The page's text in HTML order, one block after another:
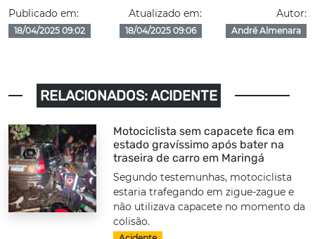
Publicado em:
18/04/2025 09:02
Atualizado em:
18/04/2025 09:06
Autor:
André Almenara
RELACIONADOS: ACIDENTE
Motociclista sem capacete fica em
estado gravíssimo após bater na
traseira de carro em Maringá
Segundo testemunhas, motociclista
estaria trafegando em zigue-zague e
não utilizava capacete no momento da
colisão.